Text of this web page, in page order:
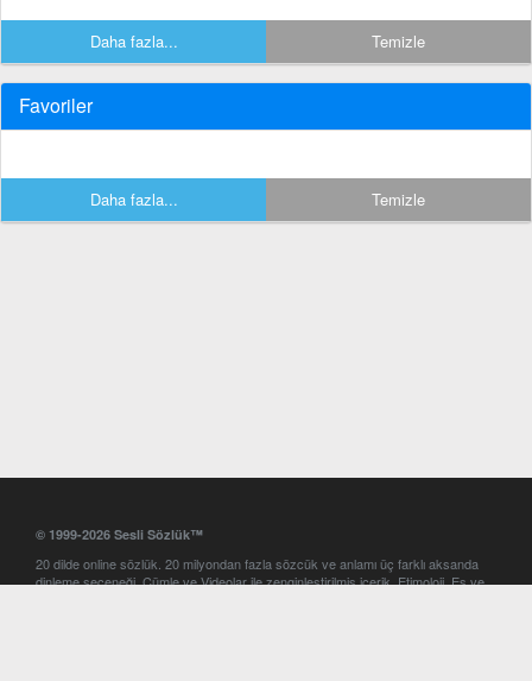
Daha fazla... Temizle
Favoriler
Daha fazla... Temizle
© 1999-2026 Sesli Sözlük™
20 dilde online sözlük. 20 milyondan fazla sözcük ve anlamı üç farklı aksanda
dinleme seçeneği. Cümle ve Videolar ile zenginleştirilmiş içerik. Etimoloji, Eş ve